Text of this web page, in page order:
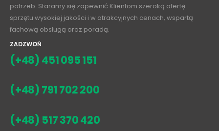
potrzeb. Staramy się zapewnić Klientom szeroką ofertę
sprzętu wysokiej jakości i w atrakcyjnych cenach, wspartą
fachową obsługą oraz poradą.
ZADZWOŃ
(+48) 451 095 151
(+48) 791 702 200
(+48) 517 370 420